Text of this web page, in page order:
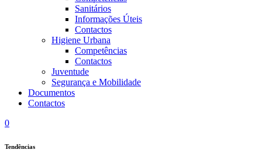
Sanitários
Informações Úteis
Contactos
Higiene Urbana
Competências
Contactos
Juventude
Segurança e Mobilidade
Documentos
Contactos
0
Tendências